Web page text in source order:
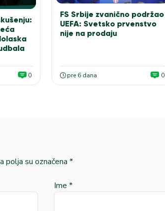
0
FS Srbije zvanično podržao
UEFA: Svetsko prvenstvo
nije na prodaju
pre 6 dana 0
polja su označena *
Ime *